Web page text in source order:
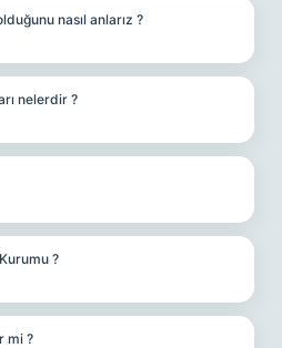
nasıl anlarız ?
nelerdir ?
?
mi ?